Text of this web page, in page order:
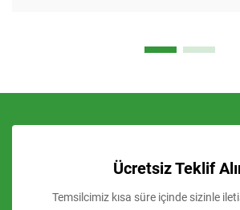
Ücretsiz Teklif
Temsilcimiz kısa süre içinde sizinle